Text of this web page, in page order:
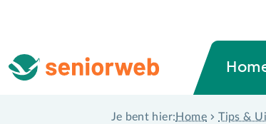
Je bent hier: Home Tips &